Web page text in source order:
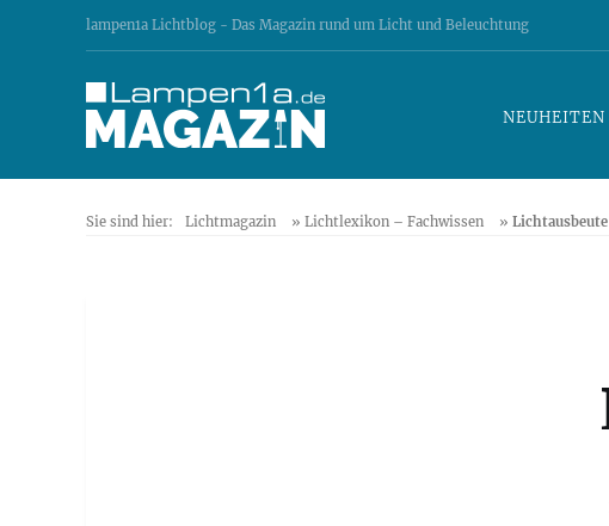
lampen1a Lichtblog - Das Magazin rund um Licht und Beleuchtung
NEUHEITEN
Sie sind hier: Lichtmagazin » Lichtlexikon – Fachwissen » Lichtausbeute